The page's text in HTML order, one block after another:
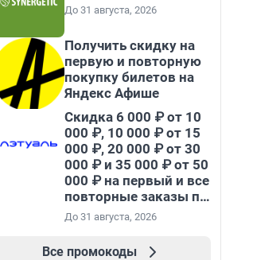
До 31 августа, 2026
Получить скидку на
первую и повторную
покупку билетов на
Яндекс Афише
Скидка 6 000 ₽ от 10
000 ₽, 10 000 ₽ от 15
000 ₽, 20 000 ₽ от 30
000 ₽ и 35 000 ₽ от 50
000 ₽ на первый и все
повторные заказы по
промокоду НАБЕРИ
До 31 августа, 2026
Все промокоды